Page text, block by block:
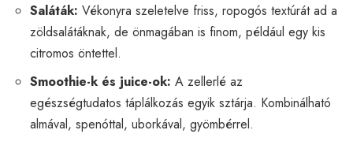
Saláták: Vékonyra szeletelve friss, ropogós textúrát ad a
zöldsalátáknak, de önmagában is finom, például egy kis
citromos öntettel.
Smoothie-k és juice-ok: A zellerlé az
egészségtudatos táplálkozás egyik sztárja. Kombinálható
almával, spenóttal, uborkával, gyömbérrel.